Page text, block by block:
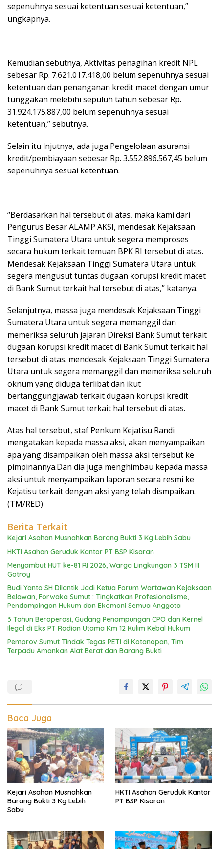
sepenuhnya sesuai ketentuan.sesuai ketentuan,”
ungkapnya.
Kemudian sebutnya, Aktivitas penagihan kredit NPL
sebesar Rp. 7.621.017.418,00 belum sepenuhnya sesuai
ketentuan dan penanganan kredit macet dengan umur
tunggakan melebihi sepuluh tahun sebesar Rp.
31.924.175.887,00 belum sepenuhnya sesuai
ketentuan,” sebutnya.
Selain itu lnjutnya, ada juga Pengelolaan asuransi
kredit/pembiayaan sebesar Rp. 3.552.896.567,45 belum
sepenuhnya sesuai ketentuan.
“Berdasarkan hal tersebut di atas, maka kami dari
Pengurus Besar ALAMP AKSI, mendesak Kejaksaan
Tinggi Sumatera Utara untuk segera memproses
secara hukum terkait temuan BPK RI tersebut di atas.
Mendesak Kejaksaan Tinggi Sumatera Utara untuk
segera mengusut tuntas dugaan korupsi kredit macet
di Bank Sumut terkait hal tersebut di atas,” katanya.
Selanjutnya, massa juga mendesak Kejaksaan Tinggi
Sumatera Utara untuk segera memanggil dan
memeriksa seluruh jajaran Direksi Bank Sumut terkait
dugaan korupsi kredit macet di Bank Sumut terkait hal
tersebut di atas. mendesak Kejaksaan Tinggi Sumatera
Utara untuk segera memanggil dan memeriksa seluruh
oknum yang diduga terlibat dan ikut
bertanggungjawab terkait dugaan korupsi kredit
macet di Bank Sumut terkait hal tersebut di atas.
Atas hal tersebut, staf Penkum Kejatisu Randi
mengatakan kepada massa aksi, akan menyampaikan
apa yang disampaikan oleh massa aksi tersebut ke
pimpinannya.Dan dia juga menghimbau kepada massa
aksi untuk menyampaikan laporan secara resmi ke
Kejatisu terkait dengan aksi yang telah dismpaikan.
(TM/RED)
Berita Terkait
Kejari Asahan Musnahkan Barang Bukti 3 Kg Lebih Sabu
HKTI Asahan Geruduk Kantor PT BSP Kisaran
Menyambut HUT ke-81 RI 2026, Warga Lingkungan 3 TSM III
Gotroy
Budi Yanto SH Dilantik Jadi Ketua Forum Wartawan Kejaksaan
Belawan, Forwaka Sumut : Tingkatkan Profesionalisme,
Pendampingan Hukum dan Ekomoni Semua Anggota
3 Tahun Beroperasi, Gudang Penampungan CPO dan Kernel
Ilegal di Eks PT Radian Utama Km 12 Kulim Kebal Hukum
Pemprov Sumut Tindak Tegas PETI di Kotanopan, Tim
Terpadu Amankan Alat Berat dan Barang Bukti
Baca Juga
Kejari Asahan Musnahkan
Barang Bukti 3 Kg Lebih
Sabu
HKTI Asahan Geruduk Kantor
PT BSP Kisaran